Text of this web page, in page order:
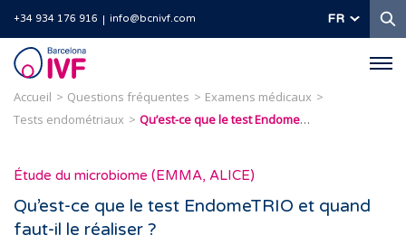
+34 934 176 916 info@bcnivf.com FR
Barcelona
IVF
Accueil Questions fréquentes
Examens médicaux
Tests endométriaux
Qu’est-ce que le test EndomeTRIO et quand faut-il le réaliser ?
Étude du microbiome (EMMA, ALICE)
Qu’est-ce que le test EndomeTRIO et quand
faut-il le réaliser ?